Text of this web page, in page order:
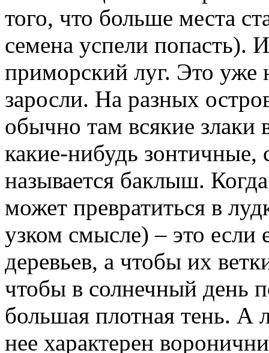
того, что больше места
семена успели попасть).
приморский луг. Это уже
заросли. На разных
обычно там всякие злаки
какие-нибудь зонтичные,
называется баклыш.
может превратиться в
узком смысле) – это если
деревьев, а чтобы их
чтобы в солнечный день
большая плотная тень. А
нее характерен